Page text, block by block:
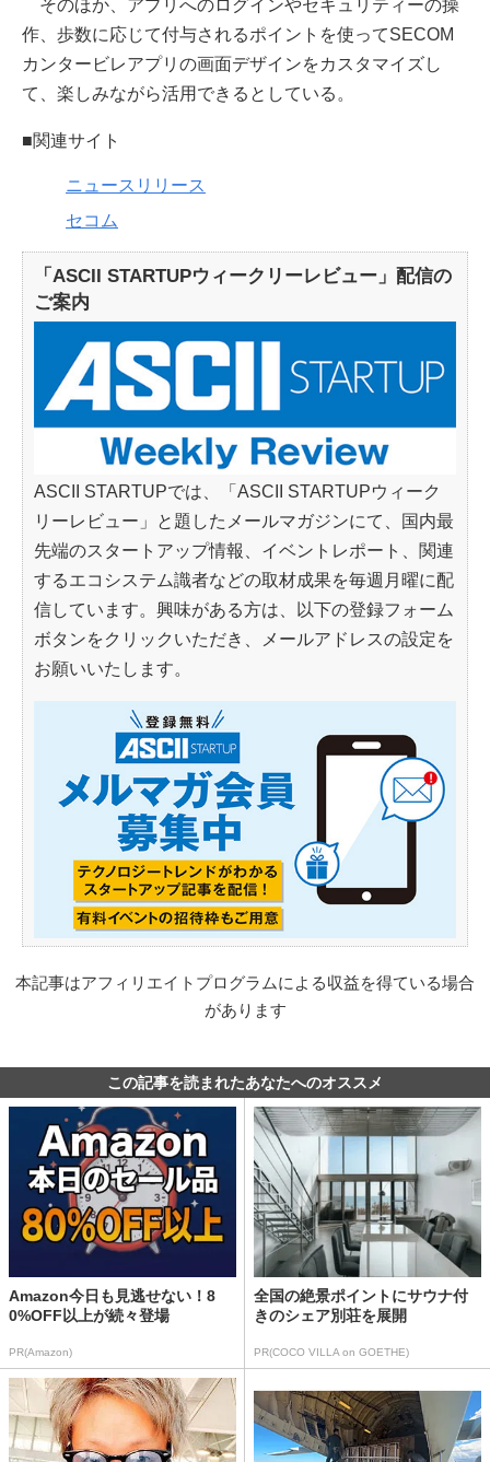
そのほか、アプリへのログインやセキュリティーの操
作、歩数に応じて付与されるポイントを使ってSECOM
カンタービレアプリの画面デザインをカスタマイズし
て、楽しみながら活用できるとしている。
■関連サイト
ニュースリリース
セコム
「ASCII STARTUPウィークリーレビュー」配信の
ご案内
ASCII STARTUPでは、「ASCII STARTUPウィーク
リーレビュー」と題したメールマガジンにて、国内最
先端のスタートアップ情報、イベントレポート、関連
するエコシステム識者などの取材成果を毎週月曜に配
信しています。興味がある方は、以下の登録フォーム
ボタンをクリックいただき、メールアドレスの設定を
お願いいたします。
本記事はアフィリエイトプログラムによる収益を得ている場合
があります
この記事を読まれたあなたへのオススメ
Amazon今日も見逃せない！8
0%OFF以上が続々登場
PR(Amazon)
全国の絶景ポイントにサウナ付
きのシェア別荘を展開
PR(COCO VILLA on GOETHE)